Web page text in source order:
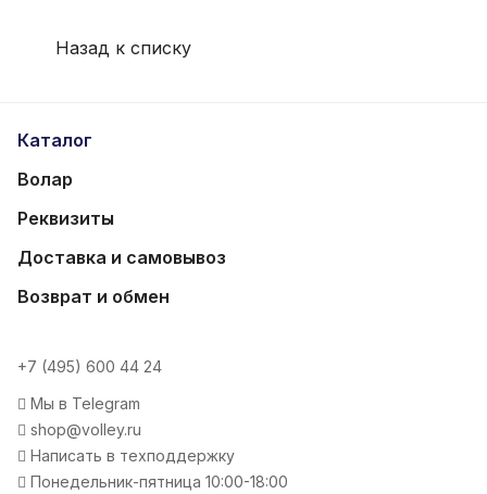
Назад к списку
Каталог
Волар
Реквизиты
Доставка и самовывоз
Возврат и обмен
+7 (495) 600 44 24
Мы в Telegram
shop@volley.ru
Написать в техподдержку
Понедельник-пятница 10:00-18:00